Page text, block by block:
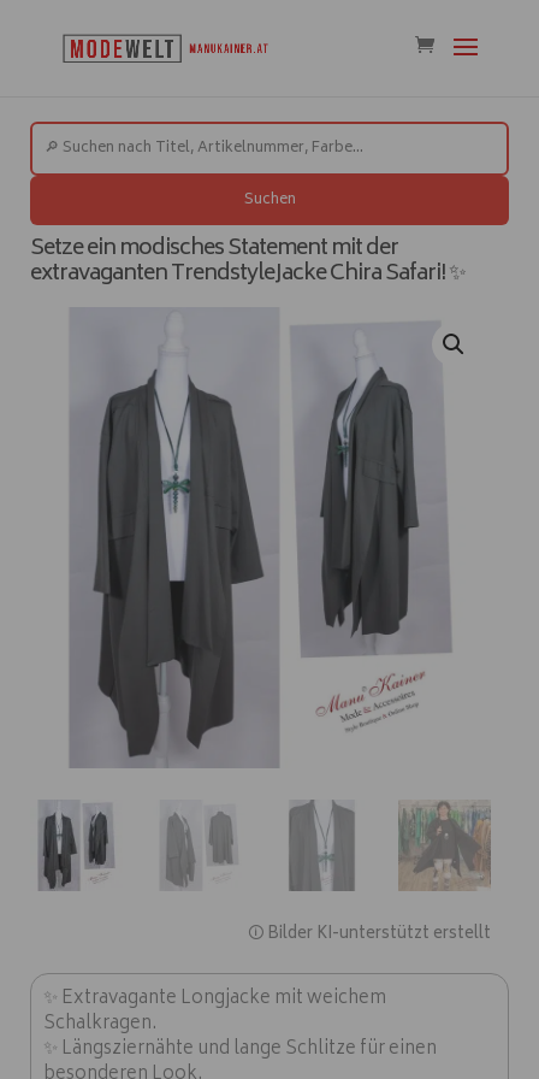
Suchen
Setze ein modisches Statement mit der
extravaganten TrendstyleJacke Chira Safari! ✨
🛈 Bilder KI-unterstützt erstellt
✨ Extravagante Longjacke mit weichem
Schalkragen.
✨ Längsziernähte und lange Schlitze für einen